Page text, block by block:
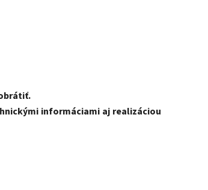
informáciami aj realizáciou